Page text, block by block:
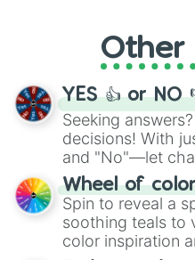
adventure from
activities.
Other
YES 👍 or NO
Seeking
decisions! With
and "No"—let
The "YES 👍 or
decision-making,
way to find your
Wheel of
Spin to reveal a
soothing teals to
color inspiration